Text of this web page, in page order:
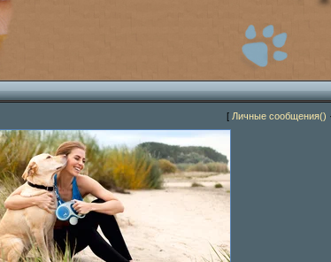
[ Личные сообщения() ·